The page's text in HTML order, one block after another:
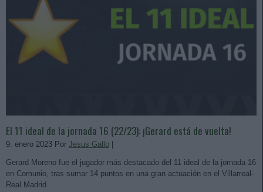
El 11 ideal de la jornada 16 (22/23): ¡Gerard está de vuelta!
9. enero 2023 Por Jesus Gallo
Gerard Moreno fue el jugador más destacado del 11 ideal de la jornada 16
en Comunio, tras sumar 14 puntos en una gran actuación en el Villarreal-
Real Madrid.